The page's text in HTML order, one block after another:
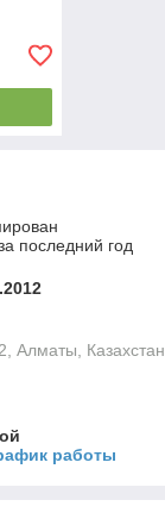
последний год
Алматы, Казахстан
работы